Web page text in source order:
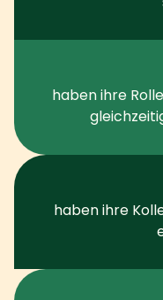
haben ihre
haben ihre